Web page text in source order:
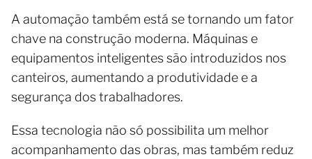
A automação também está se tornando um fator
chave na construção moderna. Máquinas e
equipamentos inteligentes são introduzidos nos
canteiros, aumentando a produtividade e a
segurança dos trabalhadores.
Essa tecnologia não só possibilita um melhor
acompanhamento das obras, mas também reduz